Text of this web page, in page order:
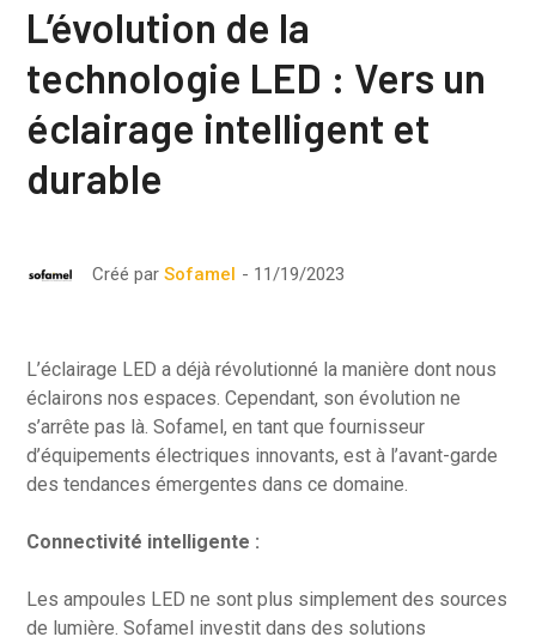
L’évolution de la
technologie LED : Vers un
éclairage intelligent et
durable
Créé par Sofamel 11/19/2023
L’éclairage LED a déjà révolutionné la manière dont nous
éclairons nos espaces. Cependant, son évolution ne
s’arrête pas là. Sofamel, en tant que fournisseur
d’équipements électriques innovants, est à l’avant-garde
des tendances émergentes dans ce domaine.
Connectivité intelligente :
Les ampoules LED ne sont plus simplement des sources
de lumière. Sofamel investit dans des solutions